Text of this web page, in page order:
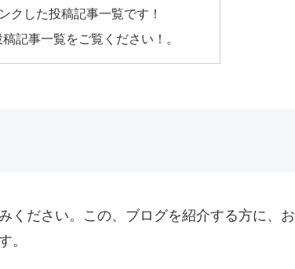
クした投稿記事一覧です！
記事一覧をご覧ください！。
ください。この、ブログを紹介する方に、お
。